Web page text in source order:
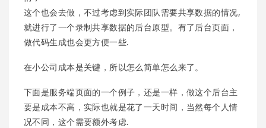
这个也会去做，不过考虑到实际团队需要共享数据的情况,
就进行了一个录制共享数据的后台原型。有了后台页面，
做代码生成也会更方便一些.
在小公司成本是关键，所以怎么简单怎么来了。
下面是服务端页面的一个例子，还是一样，做这个后台主
要是成本不高，实际也就是花了一天时间，当然每个人情
况不同，这个需要额外考虑.